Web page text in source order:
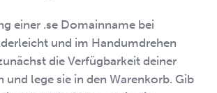
einer .se Domainname bei
und im Handumdrehen
die Verfügbarkeit deiner
und lege sie in den Warenkorb. Gib